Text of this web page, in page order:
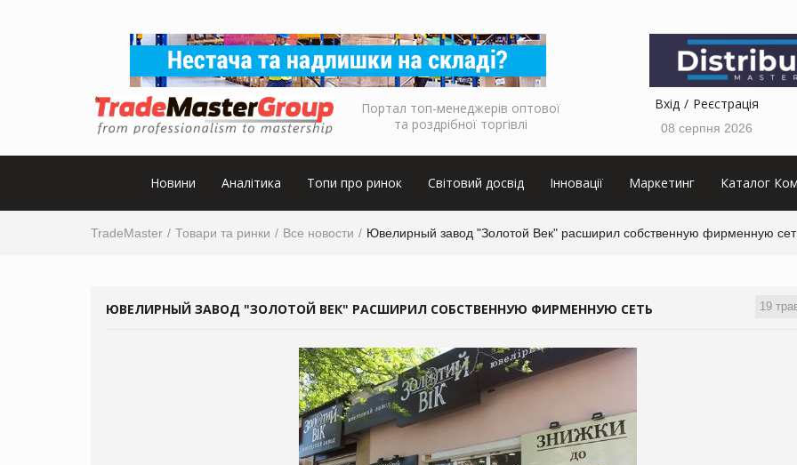
Портал топ-менеджерів оптової
та роздрібної торгівлі
Вхід Реєстрація
08 серпня 2026
Новини Аналітика Топи про ринок Світовий досвід Інновації Маркетинг Каталог
TradeMaster Товари та ринки Все новости Ювелирный завод "Золотой Век" расширил собственную фирменную
19
ЮВЕЛИРНЫЙ ЗАВОД "ЗОЛОТОЙ ВЕК" РАСШИРИЛ СОБСТВЕННУЮ ФИРМЕННУЮ СЕТЬ